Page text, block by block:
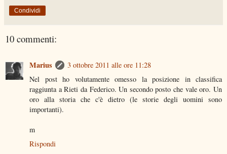
Condividi
10 commenti:
Marius
3 ottobre 2011 alle ore 11:28
Nel post ho volutamente omesso la posizione in classifica
raggiunta a Rieti da Federico. Un secondo posto che vale oro. Un
oro alla storia che c'è dietro (le storie degli uomini sono
importanti).
m
Rispondi